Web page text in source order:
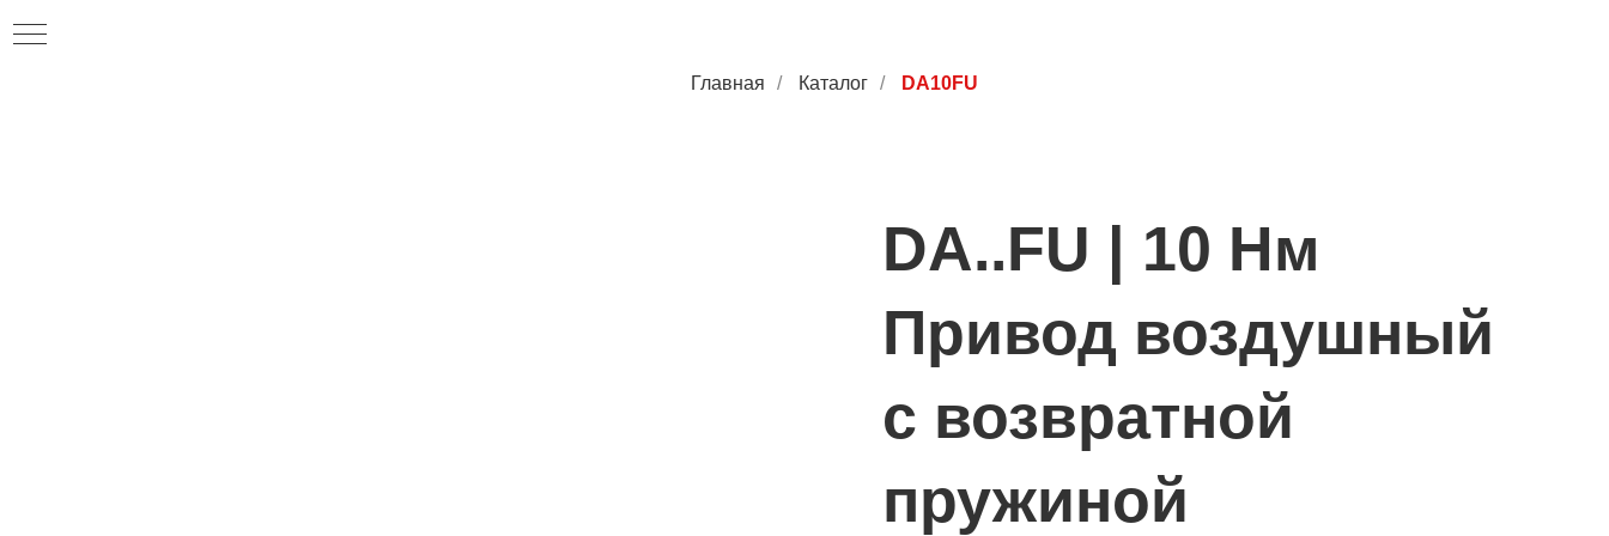
Главная / Каталог / DA10FU
DA..FU | 10 Нм
Привод воздушный
с возвратной
пружиной